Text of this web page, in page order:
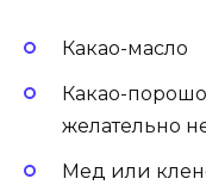
Какао-масло
Какао-
желательно
Мед или